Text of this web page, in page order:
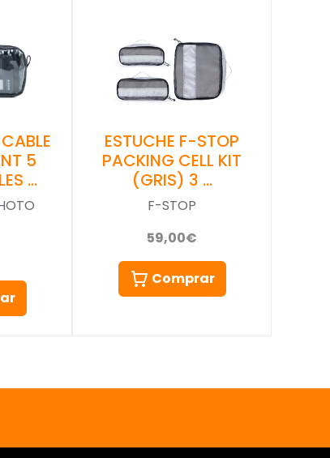
5
…
ESTUCHE F-STOP
PACKING CELL KIT
(GRIS) 3 …
F-STOP
59,00€
Comprar